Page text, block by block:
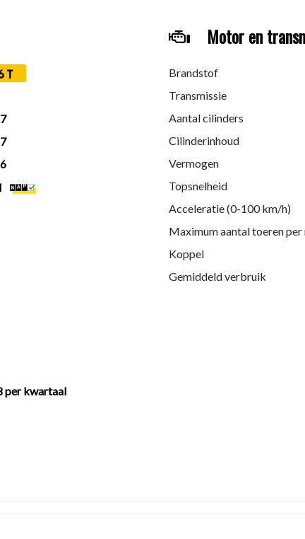
specialiseert in de in- en verkoop van betrouwbare
per kwartaal
Motor en
Brandstof
Transmissie
Aantal cilinders
Cilinderinhoud
Vermogen
Topsnelheid
Acceleratie (0-100 km/h)
Maximum aantal toeren per
Koppel
Gemiddeld verbruik